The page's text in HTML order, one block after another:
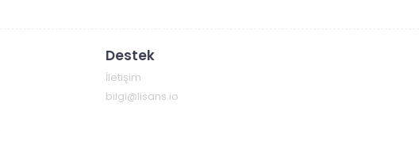
Destek
İletişim
bilgi@lisans.io